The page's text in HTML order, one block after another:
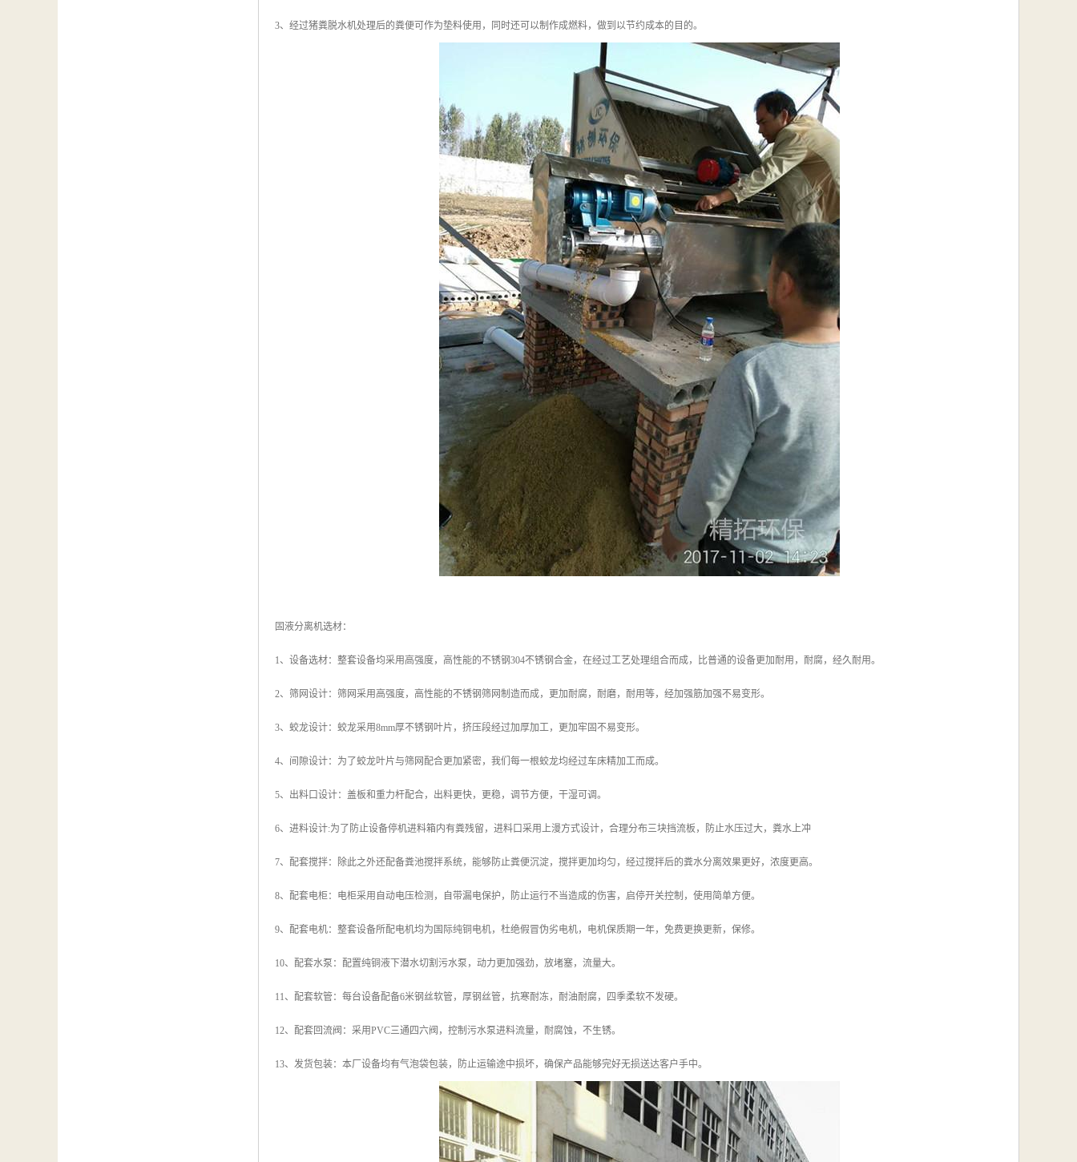
3、经过猪粪脱水机处理后的粪便可作为垫料使用，同时还可以制作成燃料，做到以节约成本的目的。
固液分离机选材：
1、设备选材：整套设备均采用高强度，高性能的不锈钢304不锈钢合金，在经过工艺处理组合而成，比普通的设备更加耐用，耐腐，经久耐用。
2、筛网设计：筛网采用高强度，高性能的不锈钢筛网制造而成，更加耐腐，耐磨，耐用等，经加强筋加强不易变形。
3、蛟龙设计：蛟龙采用8mm厚不锈钢叶片，挤压段经过加厚加工，更加牢固不易变形。
4、间隙设计：为了蛟龙叶片与筛网配合更加紧密，我们每一根蛟龙均经过车床精加工而成。
5、出料口设计：盖板和重力杆配合，出料更快，更稳，调节方便，干湿可调。
6、进料设计:为了防止设备停机进料箱内有粪残留，进料口采用上漫方式设计，合理分布三块挡流板，防止水压过大，粪水上冲
7、配套搅拌：除此之外还配备粪池搅拌系统，能够防止粪便沉淀，搅拌更加均匀，经过搅拌后的粪水分离效果更好，浓度更高。
8、配套电柜：电柜采用自动电压检测，自带漏电保护，防止运行不当造成的伤害，启停开关控制，使用简单方便。
9、配套电机：整套设备所配电机均为国际纯铜电机，杜绝假冒伪劣电机，电机保质期一年，免费更换更新，保修。
10、配套水泵：配置纯铜液下潜水切割污水泵，动力更加强劲，放堵塞，流量大。
11、配套软管：每台设备配备6米钢丝软管，厚钢丝管，抗寒耐冻，耐油耐腐，四季柔软不发硬。
12、配套回流阀：采用PVC三通四六阀，控制污水泵进料流量，耐腐蚀，不生锈。
13、发货包装：本厂设备均有气泡袋包装，防止运输途中损坏，确保产品能够完好无损送达客户手中。